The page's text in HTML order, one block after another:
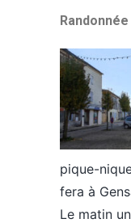
pique-
fera à
Le matin